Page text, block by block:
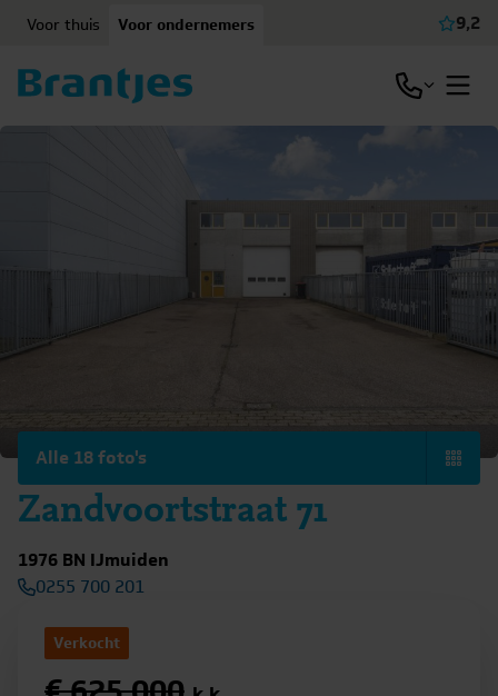
Ga naar content
Voor thuis Voor ondernemers 9,2
Open /
Zandvoortstraat 71
1976 BN IJmuiden
0255 700 201
Alle 18 foto's
Verkocht